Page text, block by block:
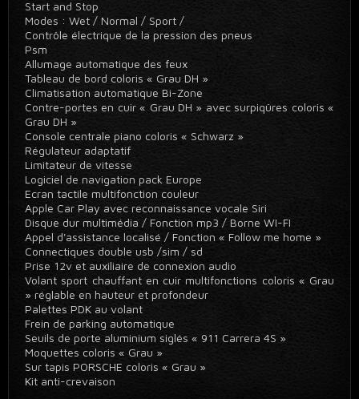
Start and Stop
Modes : Wet / Normal / Sport /
Contrôle électrique de la pression des pneus
Psm
Allumage automatique des feux
Tableau de bord coloris « Grau DH »
Climatisation automatique Bi-Zone
Contre-portes en cuir « Grau DH » avec surpiqûres coloris «
Grau DH »
Console centrale piano coloris « Schwarz »
Régulateur adaptatif
Limitateur de vitesse
Logiciel de navigation pack Europe
Ecran tactile multifonction couleur
Apple Car Play avec reconnaissance vocale Siri
Disque dur multimédia / Fonction mp3 / Borne WI-FI
Appel d'assistance localisé / Fonction « Follow me home »
Connectiques double usb /sim / sd
Prise 12v et auxiliaire de connexion audio
Volant sport chauffant en cuir multifonctions coloris « Grau
» réglable en hauteur et profondeur
Palettes PDK au volant
Frein de parking automatique
Seuils de porte aluminium siglés « 911 Carrera 4S »
Moquettes coloris « Grau »
Sur tapis PORSCHE coloris « Grau »
Kit anti-crevaison